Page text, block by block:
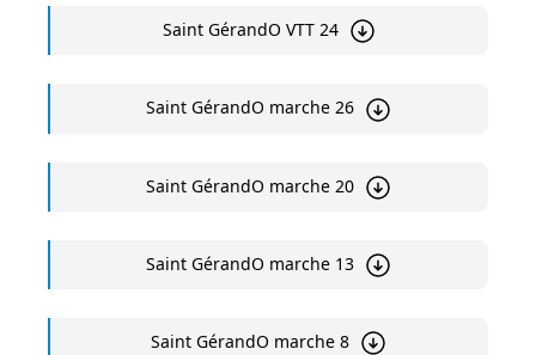
Saint GérandO VTT 24
Saint GérandO marche 26
Saint GérandO marche 20
Saint GérandO marche 13
Saint GérandO marche 8